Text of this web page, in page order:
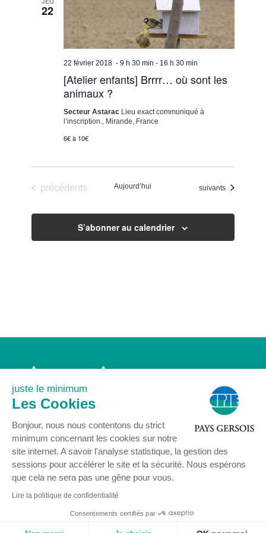
de
vues
22
[Atelier enfants] Brrrr… où sont les
animaux ?
22 février 2018 - 9 h 30 min - 16 h 30 min
Secteur Astarac Lieu exact communiqué à
l’inscription., Mirande, France
6€ à 10€
Évènements
précédents Aujourd’hui Évènements
suivants
S’abonner au calendrier
Accueil Association
Agenda
Nous rejoindre
Mentions légales
© COPYRIGHT 2024 - Centre Permanent d’Initiatives pour l’Environnement
Pays Gersois
-Création : SID-Networks/ Tous droits réservés CPIE PAYS
GERSOIS -
Studio à Table-Enfold Theme by Kriesi
juste le minimum
Les Cookies
Bonjour, nous nous contentons du strict
minimum concernant les cookies sur notre
site internet. A savoir l'analyse statistique, la gestion des
sessions pour accélérer le site et la sécurité. Nous espérons
que cela ne sera pas une gêne pour vous.
Lire la politique de confidentialité
Consentements certifiés par